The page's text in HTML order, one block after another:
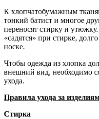
К хлопчатобумажным
тонкий батист и многое
переносят стирку и
«садятся» при стирке,
носке.
Чтобы одежда из хлопка
внешний вид, необходимо
ухода.
Правила ухода за
Стирка